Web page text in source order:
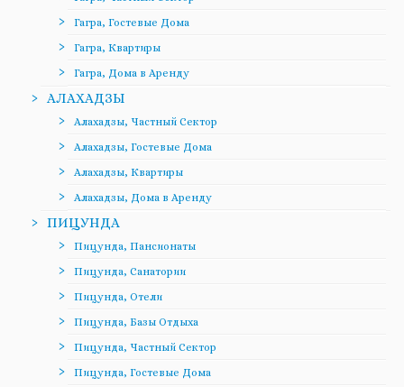
Гагра, Гостевые Дома
Гагра, Квартиры
Гагра, Дома в Аренду
АЛАХАДЗЫ
Алахадзы, Частный Сектор
Алахадзы, Гостевые Дома
Алахадзы, Квартиры
Алахадзы, Дома в Аренду
ПИЦУНДА
Пицунда, Пансионаты
Пицунда, Санатории
Пицунда, Отели
Пицунда, Базы Отдыха
Пицунда, Частный Сектор
Пицунда, Гостевые Дома